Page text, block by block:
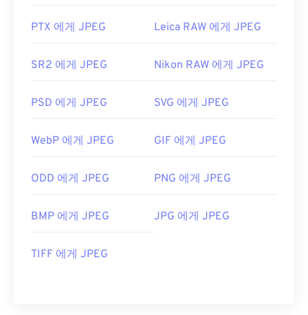
PTX 에게 JPEG Leica RAW 에게 JPEG
SR2 에게 JPEG Nikon RAW 에게 JPEG
PSD 에게 JPEG SVG 에게 JPEG
WebP 에게 JPEG GIF 에게 JPEG
ODD 에게 JPEG PNG 에게 JPEG
BMP 에게 JPEG JPG 에게 JPEG
TIFF 에게 JPEG